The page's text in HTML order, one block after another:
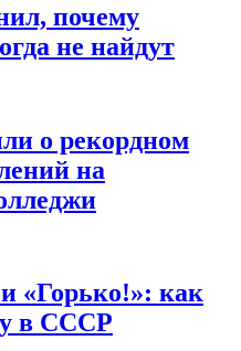
почему
не найдут
о рекордном
на
«Горько!»: как
в СССР